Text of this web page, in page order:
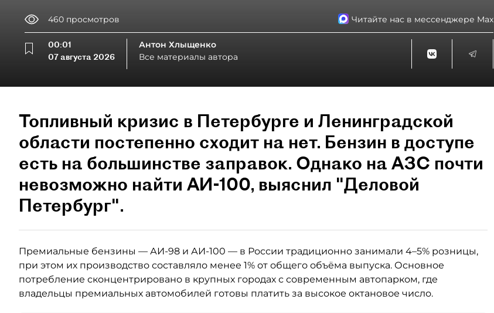
460 просмотров Читайте нас в мессенджере Max
00:01
07 августа 2026
Антон Хлыщенко
Все материалы автора
Топливный кризис в Петербурге и Ленинградской
области постепенно сходит на нет. Бензин в доступе
есть на большинстве заправок. Однако на АЗС почти
невозможно найти АИ-100, выяснил "Деловой
Петербург".
Премиальные бензины — АИ-98 и АИ-100 — в России традиционно занимали 4–5% розницы,
при этом их производство составляло менее 1% от общего объёма выпуска. Основное
потребление сконцентрировано в крупных городах с современным автопарком, где
владельцы премиальных автомобилей готовы платить за высокое октановое число.